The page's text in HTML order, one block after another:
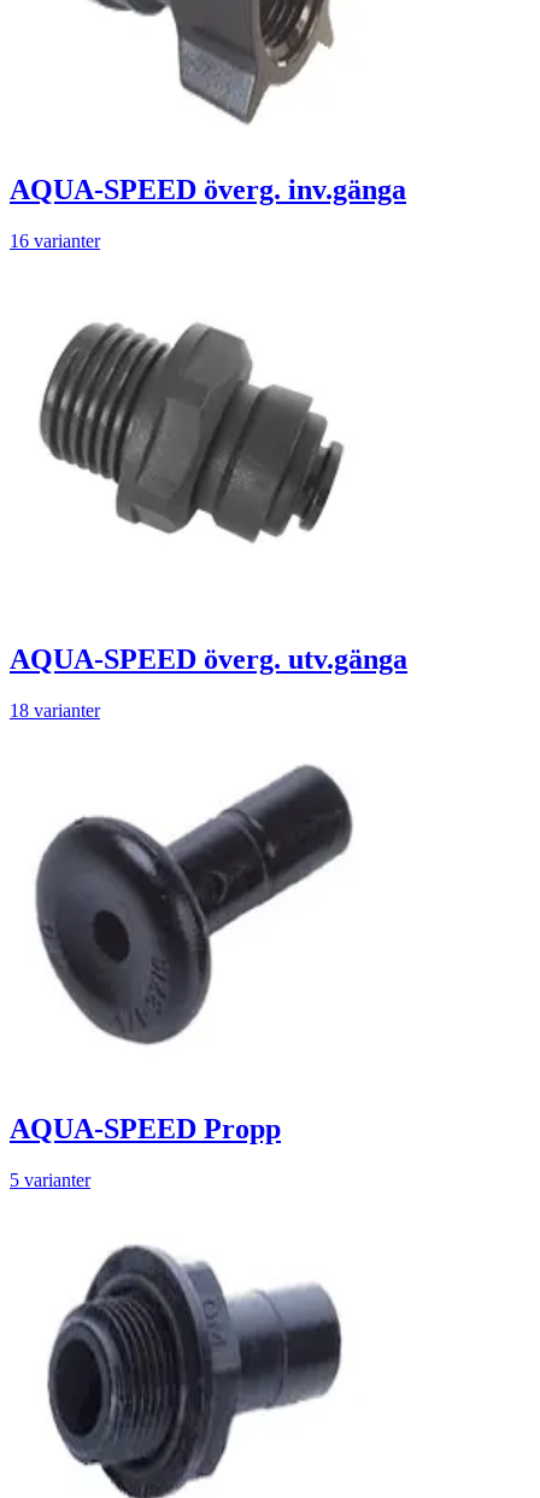
AQUA-SPEED överg. inv.gänga
16 varianter
AQUA-SPEED överg. utv.gänga
18 varianter
AQUA-SPEED Propp
5 varianter